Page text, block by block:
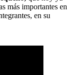
más importantes en
en su